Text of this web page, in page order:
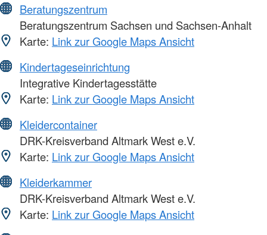
Beratungszentrum
Beratungszentrum Sachsen und Sachsen-Anhalt
Karte: Link zur Google Maps Ansicht
Kindertageseinrichtung
Integrative Kindertagesstätte
Karte: Link zur Google Maps Ansicht
Kleidercontainer
DRK-Kreisverband Altmark West e.V.
Karte: Link zur Google Maps Ansicht
Kleiderkammer
DRK-Kreisverband Altmark West e.V.
Karte: Link zur Google Maps Ansicht